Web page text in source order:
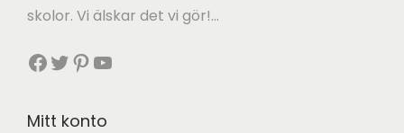
skolor. Vi älskar det vi gör!…
Facebook Twitter Pinterest YouTube
Mitt konto